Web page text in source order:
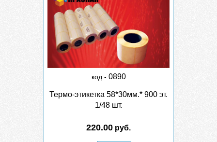
код - 0890
Термо-этикетка 58*30мм.* 900 эт.
1/48 шт.
220.00 руб.